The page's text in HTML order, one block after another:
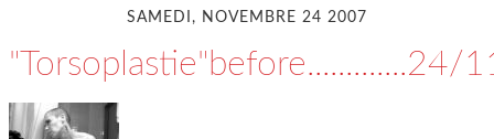
SAMEDI, NOVEMBRE 24 2007
"Torsoplastie"before.............24/